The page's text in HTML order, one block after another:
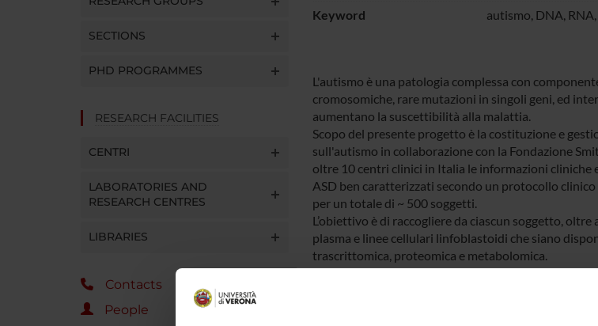
SECTIONS
PHD PROGRAMMES
RESEARCH FACILITIES
CENTRI
LABORATORIES AND
RESEARCH CENTRES
LIBRARIES
Contacts
People
Keyword
autismo, DNA,
L'autismo è una patologia complessa con
cromosomiche, rare mutazioni in singoli geni, ed
aumentano la suscettibilità alla malattia.
Scopo del presente progetto è la costituzione e
sull'autismo in collaborazione con la Fondazione
oltre 10 centri clinici in Italia le informazioni cliniche
ASD ben caratterizzati secondo un protocollo
per un totale di ~ 500 soggetti.
L’obiettivo è di raccogliere da ciascun soggetto,
plasma e linee cellulari linfoblastoidi che siano
trascrittomica, proteomica e metabolomica.
In particolare l'allestimento della biobanca prevede: